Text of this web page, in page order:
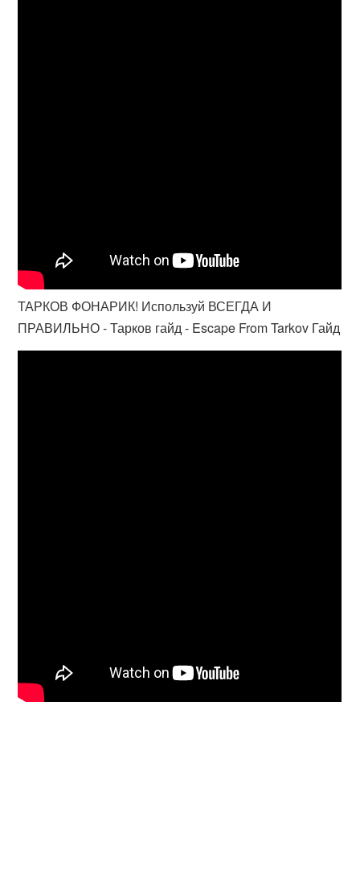
ТАРКОВ ФОНАРИК! Используй ВСЕГДА И
ПРАВИЛЬНО - Тарков гайд - Escape From Tarkov Гайд